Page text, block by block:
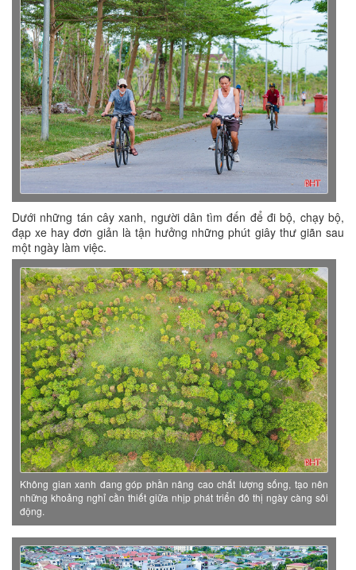
Dưới những tán cây xanh, người dân tìm đến để đi bộ, chạy bộ,
đạp xe hay đơn giản là tận hưởng những phút giây thư giãn sau
một ngày làm việc.
Không gian xanh đang góp phần nâng cao chất lượng sống, tạo nên
những khoảng nghỉ cần thiết giữa nhịp phát triển đô thị ngày càng sôi
động.